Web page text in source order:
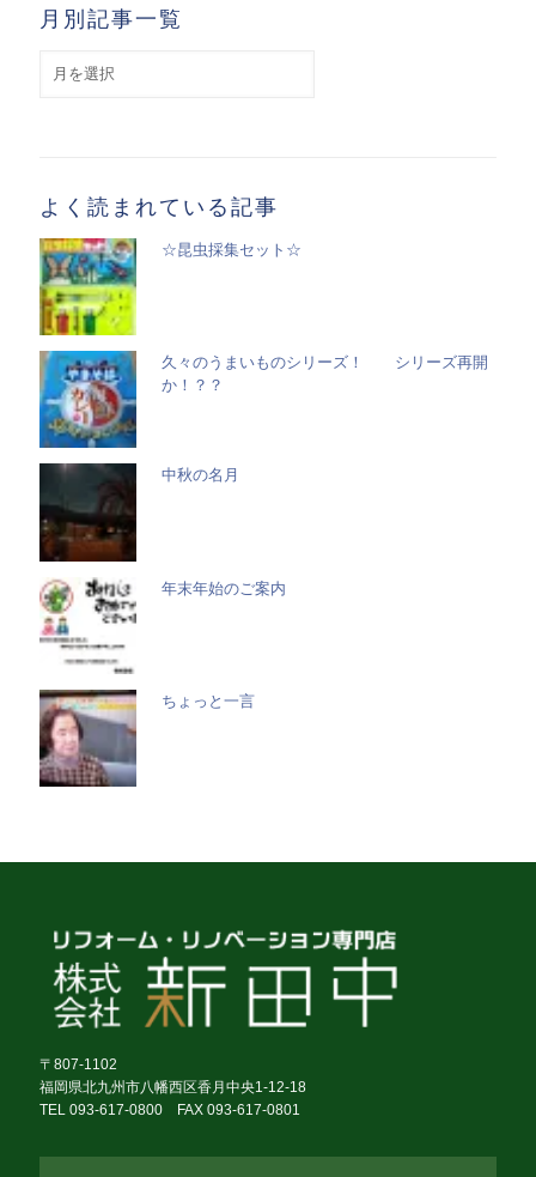
月別記事一覧
よく読まれている記事
☆昆虫採集セット☆
久々のうまいものシリーズ！ シリーズ再開
か！？？
中秋の名月
年末年始のご案内
ちょっと一言
〒807-1102
福岡県北九州市八幡西区香月中央1-12-18
TEL 093-617-0800 FAX 093-617-0801